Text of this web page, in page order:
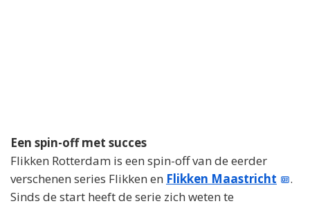
Een spin-off met succes
Flikken Rotterdam is een spin-off van de eerder
verschenen series Flikken en Flikken Maastricht
.
Sinds de start heeft de serie zich weten te